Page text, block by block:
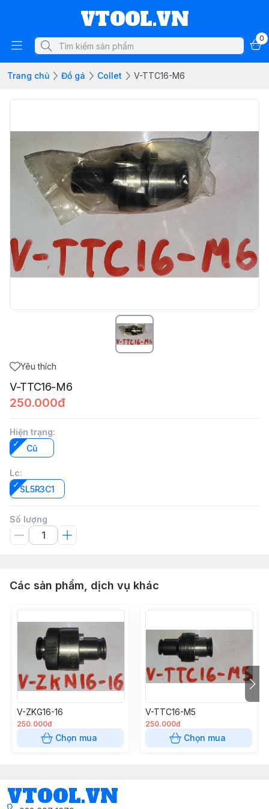
VTOOL.VN
0
Trang chủ Đồ gá Collet V-TTC16-M6
Yêu thích
V-TTC16-M6
250.000đ
Hiện trạng:
Cũ
Lc:
SL5R3C1
Số lượng
Các sản phẩm, dịch vụ khác
V-ZKG16-16
250.000đ
Chọn mua
V-TTC16-M5
250.000đ
Chọn mua
VTOOL.VN